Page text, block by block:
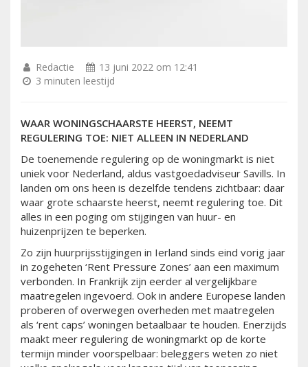
Redactie
13 juni 2022 om 12:41
3 minuten leestijd
WAAR WONINGSCHAARSTE HEERST, NEEMT
REGULERING TOE: NIET ALLEEN IN NEDERLAND
De toenemende regulering op de woningmarkt is niet
uniek voor Nederland, aldus vastgoedadviseur Savills. In
landen om ons heen is dezelfde tendens zichtbaar: daar
waar grote schaarste heerst, neemt regulering toe. Dit
alles in een poging om stijgingen van huur- en
huizenprijzen te beperken.
Zo zijn huurprijsstijgingen in Ierland sinds eind vorig jaar
in zogeheten ‘Rent Pressure Zones’ aan een maximum
verbonden. In Frankrijk zijn eerder al vergelijkbare
maatregelen ingevoerd. Ook in andere Europese landen
proberen of overwegen overheden met maatregelen
als ‘rent caps’ woningen betaalbaar te houden. Enerzijds
maakt meer regulering de woningmarkt op de korte
termijn minder voorspelbaar: beleggers weten zo niet